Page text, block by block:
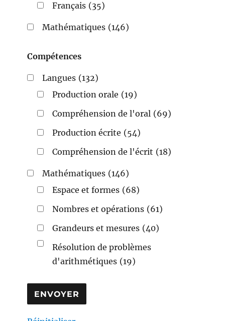
Français (35)
Mathématiques (146)
Compétences
Langues (132)
Production orale (19)
Compréhension de l'oral (69)
Production écrite (54)
Compréhension de l'écrit (18)
Mathématiques (146)
Espace et formes (68)
Nombres et opérations (61)
Grandeurs et mesures (40)
Résolution de problèmes
d'arithmétiques (19)